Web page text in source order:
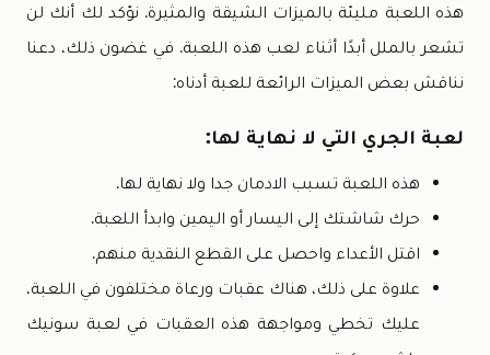
هذه اللعبة مليئة بالميزات الشيقة والمثيرة. نؤكد لك أنك لن
تشعر بالملل أبدًا أثناء لعب هذه اللعبة. في غضون ذلك، دعنا
نناقش بعض الميزات الرائعة للعبة أدناه:
لعبة الجري التي لا نهاية لها:
هذه اللعبة تسبب الادمان جدا ولا نهاية لها.
حرك شاشتك إلى اليسار أو اليمين وابدأ اللعبة.
اقتل الأعداء واحصل على القطع النقدية منهم.
علاوة على ذلك، هناك عقبات ورعاة مختلفون في اللعبة،
عليك تخطي ومواجهة هذه العقبات في لعبة سونيك